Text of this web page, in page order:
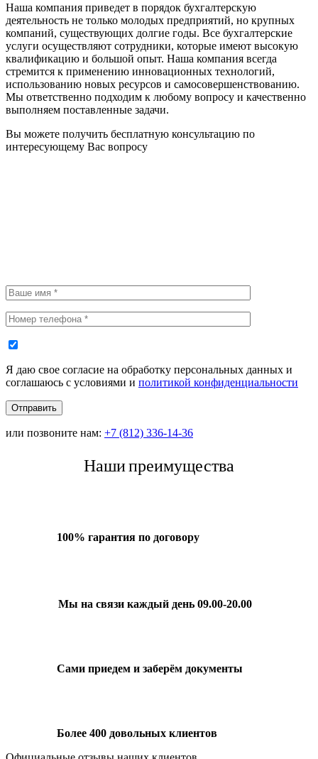
Наша компания приведет в порядок бухгалтерскую
деятельность не только молодых предприятий, но крупных
компаний, существующих долгие годы. Все бухгалтерские
услуги осуществляют сотрудники, которые имеют высокую
квалификацию и большой опыт. Наша компания всегда
стремится к применению инновационных технологий,
использованию новых ресурсов и самосовершенствованию.
Мы ответственно подходим к любому вопросу и качественно
выполняем поставленные задачи.
Вы можете получить бесплатную консультацию по
интересующему Вас вопросу
Я даю свое согласие на обработку персональных данных и
соглашаюсь с условиями и политикой конфиденциальности
Отправить
или позвоните нам: +7 (812) 336-14-36
Наши преимущества
100% гарантия по договору
Мы на связи каждый день 09.00-20.00
Сами приедем и заберём документы
Более 400 довольных клиентов